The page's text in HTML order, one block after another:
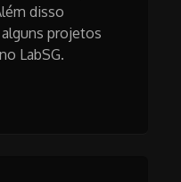
disso
projetos
LabSG.